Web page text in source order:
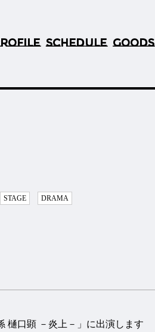
SCHEDULE GOODS
STAGE DRAMA
口顕 －炎上－」に出演します